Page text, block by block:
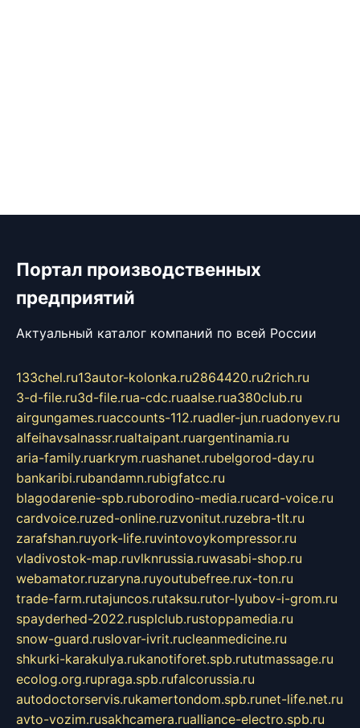
Портал производственных
предприятий
Актуальный каталог компаний по всей России
133chel.ru13autor-kolonka.ru2864420.ru2rich.ru
3-d-file.ru3d-file.rua-cdc.ruaalse.rua380club.ru
airgungames.ruaccounts-112.ruadler-jun.ruadonyev.ru
alfeihavsalnassr.rualtaipant.ruargentinamia.ru
aria-family.ruarkrym.ruashanet.rubelgorod-day.ru
bankaribi.rubandamn.rubigfatcc.ru
blagodarenie-spb.ruborodino-media.rucard-voice.ru
cardvoice.ruzed-online.ruzvonitut.ruzebra-tlt.ru
zarafshan.ruyork-life.ruvintovoykompressor.ru
vladivostok-map.ruvlknrussia.ruwasabi-shop.ru
webamator.ruzaryna.ruyoutubefree.rux-ton.ru
trade-farm.rutajuncos.rutaksu.rutor-lyubov-i-grom.ru
spayderhed-2022.rusplclub.rustoppamedia.ru
snow-guard.ruslovar-ivrit.rucleanmedicine.ru
shkurki-karakulya.rukanotiforet.spb.rututmassage.ru
ecolog.org.rupraga.spb.rufalcorussia.ru
autodoctorservis.rukamertondom.spb.runet-life.net.ru
avto-vozim.rusakhcamera.rualliance-electro.spb.ru